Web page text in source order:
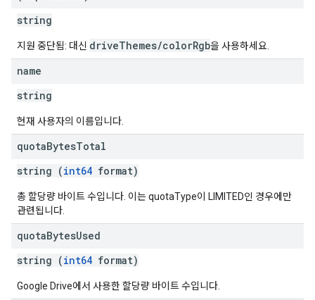
string
지원 중단됨: 대신 driveThemes/colorRgb을 사용하세요.
name
string
현재 사용자의 이름입니다.
quotaBytesTotal
string (int64 format)
총 할당량 바이트 수입니다. 이는 quotaType이 LIMITED인 경우에만
관련됩니다.
quotaBytesUsed
string (int64 format)
Google Drive에서 사용한 할당량 바이트 수입니다.